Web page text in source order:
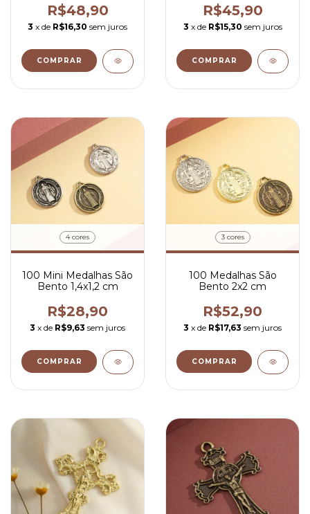
R$48,90
3 x de R$16,30 sem juros
COMPRAR
2,3x1,5 cm
R$45,90
3 x de R$15,30 sem juros
COMPRAR
4 cores
100 Mini Medalhas São
Bento 1,4x1,2 cm
R$28,90
3 x de R$9,63 sem juros
COMPRAR
3 cores
100 Medalhas São
Bento 2x2 cm
R$52,90
3 x de R$17,63 sem juros
COMPRAR